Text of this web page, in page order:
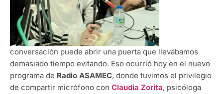
conversación puede abrir una puerta que llevábamos
demasiado tiempo evitando. Eso ocurrió hoy en el nuevo
programa de Radio ASAMEC, donde tuvimos el privilegio
de compartir micrófono con Claudia Zorita, psicóloga